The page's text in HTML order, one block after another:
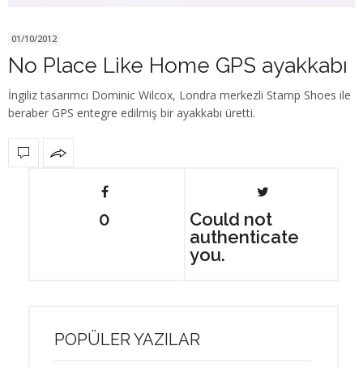
01/10/2012
No Place Like Home GPS ayakkabı
İngiliz tasarımcı Dominic Wilcox, Londra merkezli Stamp Shoes ile
beraber GPS entegre edilmiş bir ayakkabı üretti.
0
Could not
authenticate
you.
POPÜLER YAZILAR